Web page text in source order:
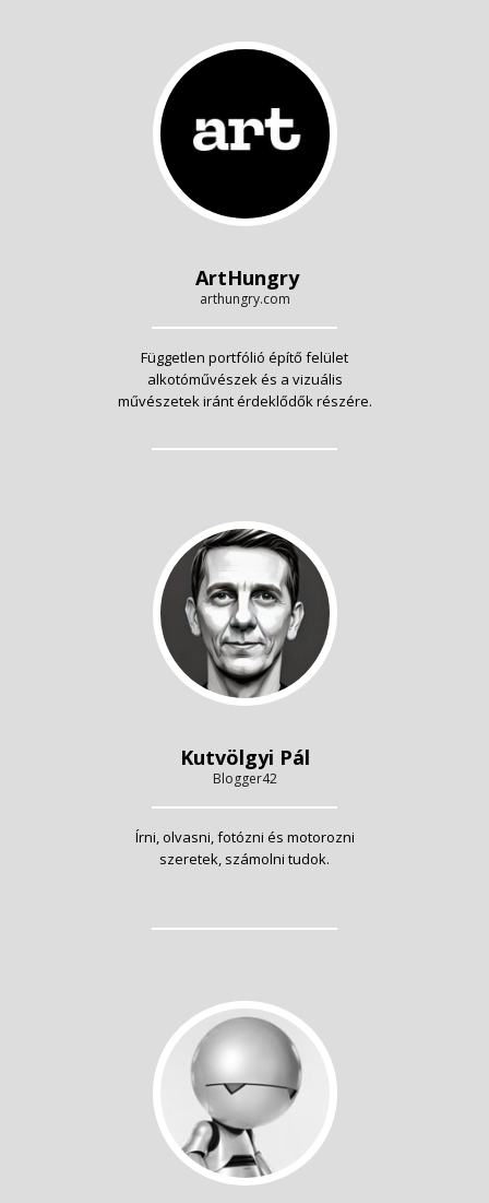
ArtHungry
arthungry.com
Független portfólió építő felület
alkotóművészek és a vizuális
művészetek iránt érdeklődők részére.
Kutvölgyi Pál
Blogger42
Írni, olvasni, fotózni és motorozni
szeretek, számolni tudok.